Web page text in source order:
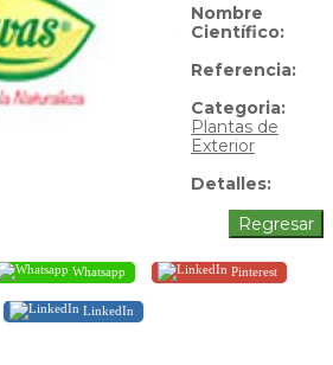
Nombre
Científico:
Referencia:
Categoria:
Plantas de
Exterior
Detalles:
Whatsapp Pinterest
LinkedIn